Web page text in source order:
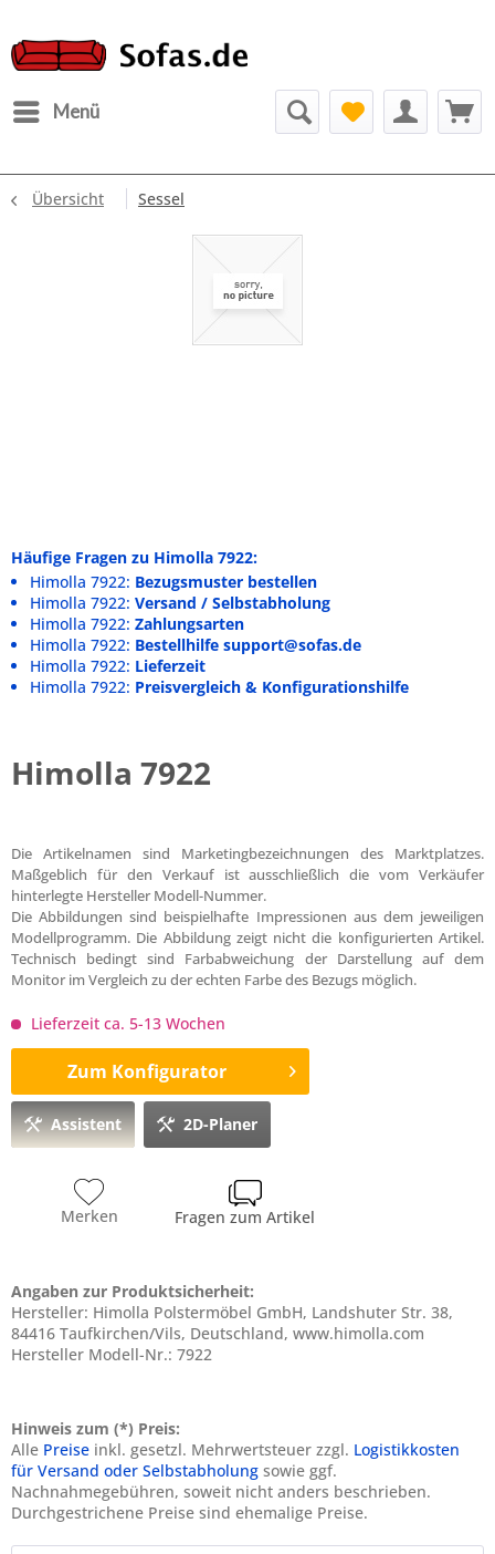
Menü
Übersicht Sessel
Häufige Fragen zu Himolla 7922:
Himolla 7922: Bezugsmuster bestellen
Himolla 7922: Versand / Selbstabholung
Himolla 7922: Zahlungsarten
Himolla 7922: Bestellhilfe support@sofas.de
Himolla 7922: Lieferzeit
Himolla 7922: Preisvergleich & Konfigurationshilfe
Himolla 7922
Die Artikelnamen sind Marketingbezeichnungen des Marktplatzes.
Maßgeblich für den Verkauf ist ausschließlich die vom Verkäufer
hinterlegte Hersteller Modell-Nummer.
Die Abbildungen sind beispielhafte Impressionen aus dem jeweiligen
Modellprogramm. Die Abbildung zeigt nicht die konfigurierten Artikel.
Technisch bedingt sind Farbabweichung der Darstellung auf dem
Monitor im Vergleich zu der echten Farbe des Bezugs möglich.
Lieferzeit ca. 5-13 Wochen
Zum Konfigurator
Assistent 2D-Planer
Merken Fragen zum Artikel
Angaben zur Produktsicherheit:
Hersteller: Himolla Polstermöbel GmbH, Landshuter Str. 38,
84416 Taufkirchen/Vils, Deutschland, www.himolla.com
Hersteller Modell-Nr.: 7922
Hinweis zum (*) Preis:
Alle Preise inkl. gesetzl. Mehrwertsteuer zzgl. Logistikkosten
für Versand oder Selbstabholung sowie ggf.
Nachnahmegebühren, soweit nicht anders beschrieben.
Durchgestrichene Preise sind ehemalige Preise.